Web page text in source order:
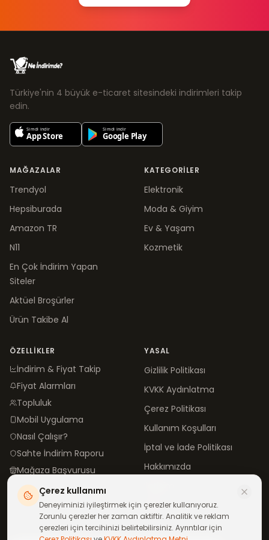
Türkiye'nin 4 büyük e-ticaret sitesindeki indirimleri takip
edin.
MAĞAZALAR
Trendyol
Hepsiburada
Amazon TR
N11
En Çok İndirim Yapan
Siteler
Aktüel Broşürler
Ürün Takibe Al
KATEGORILER
Elektronik
Moda & Giyim
Ev & Yaşam
Kozmetik
ÖZELLIKLER
İndirim & Fiyat Takip
Fiyat Alarmları
Topluluk
Mobil Uygulama
Nasıl Çalışır?
Sahte İndirim Raporu
Mağaza Başvurusu
YASAL
Gizlilik Politikası
KVKK Aydınlatma
Çerez Politikası
Kullanım Koşulları
İptal ve İade Politikası
Hakkımızda
Blog
Çerez kullanımı
Deneyiminizi iyileştirmek için çerezler kullanıyoruz.
Zorunlu çerezler her zaman aktiftir. Analitik ve reklam
çerezleri için tercihinizi belirtebilirsiniz. Ayrıntılar için